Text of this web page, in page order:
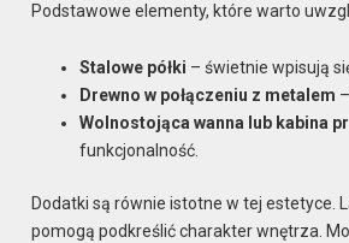
Podstawowe elementy, które warto
Stalowe półki – świetnie wpisują
Drewno w połączeniu z metalem
Wolnostojąca wanna lub kabina
funkcjonalność.
Dodatki są równie istotne w tej estetyce.
pomogą podkreślić charakter wnętrza.